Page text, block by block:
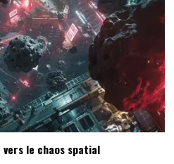
le chaos spatial